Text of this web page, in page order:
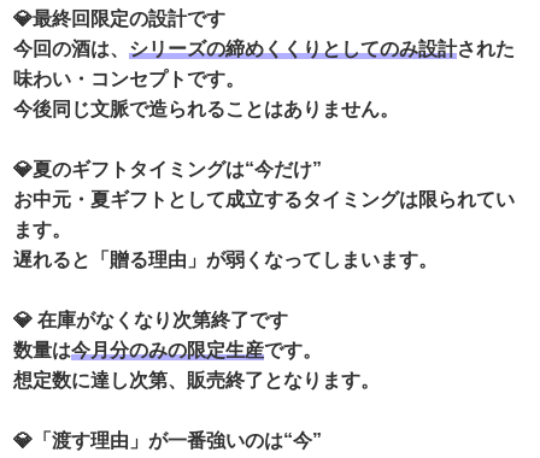
💎最終回限定の設計です
今回の酒は、シリーズの締めくくりとしてのみ設計された
味わい・コンセプトです。
今後同じ文脈で造られることはありません。
💎夏のギフトタイミングは“今だけ”
お中元・夏ギフトとして成立するタイミングは限られてい
ます。
遅れると「贈る理由」が弱くなってしまいます。
💎 在庫がなくなり次第終了です
数量は今月分のみの限定生産です。
想定数に達し次第、販売終了となります。
💎「渡す理由」が一番強いのは“今”